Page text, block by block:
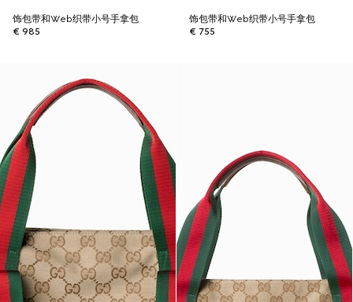
饰包带和Web织带小号手拿包
€ 985
饰包带和Web织带小号手拿包
€ 755